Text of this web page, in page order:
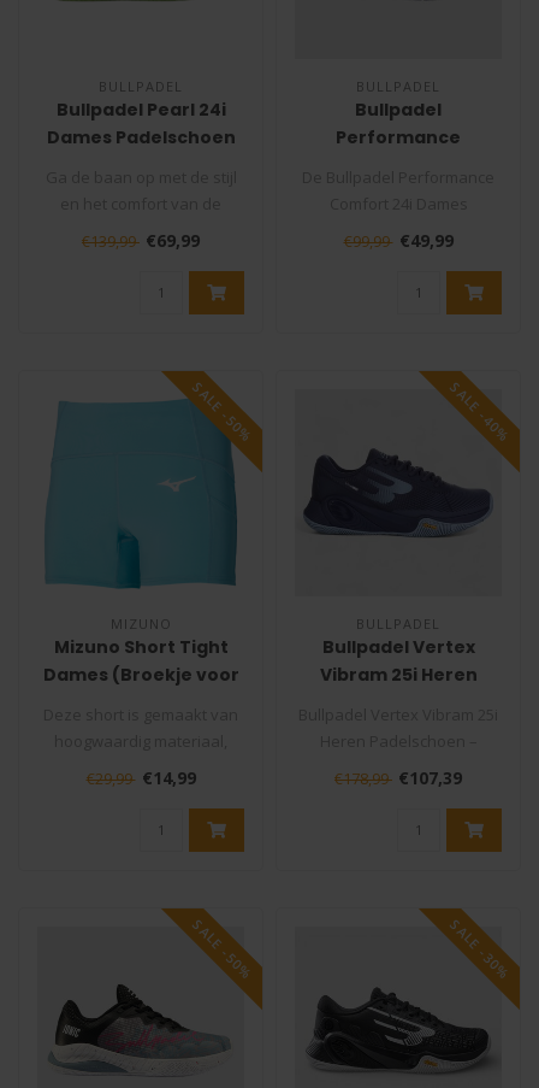
BULLPADEL
Bullpadel Pearl 24i
Dames Padelschoen
Bullpadel Pearl 24i
padelschoen..
€139,99 €69,99
BULLPADEL
Bullpadel
Performance
Padelschoen is gemaakt
voor speelster..
€99,99 €49,99
SALE -50%
MIZUNO
Mizuno Short Tight
Dames (Broekje voor
bestaande uit 84%
polyester en ..
€29,99 €14,99
SALE -40%
BULLPADEL
Bullpadel Vertex
Vibram 25i Heren
Maximale grip, ultieme
control..
€178,99 €107,39
SALE -50% SALE -30%